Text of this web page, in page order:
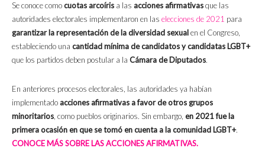
Se conoce comocuotas arcoíris a las acciones afirmativasque las
autoridades electorales implementaron en las elecciones de 2021 para
garantizar la representación de la diversidad sexualen el Congreso,
estableciendo una cantidad mínima de candidatos y candidatas LGBT+
que los partidos deben postular a la Cámara de Diputados.
En anteriores procesos electorales, las autoridades ya habían
implementado acciones afirmativas a favor de otros grupos
minoritarios, como pueblos originarios. Sin embargo, en 2021 fue la
primera ocasión en que se tomó en cuenta a la comunidad LGBT+.
CONOCE MÁS SOBRE LAS ACCIONES AFIRMATIVAS.